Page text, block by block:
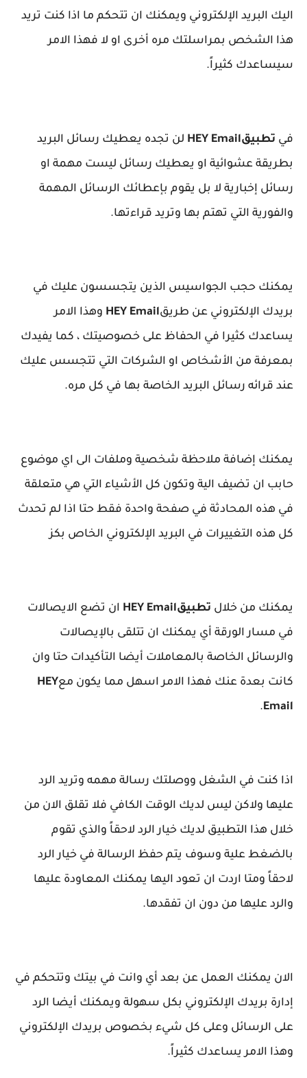
اليك البريد الإلكتروني ويمكنك ان تتحكم ما اذا كنت تريد
هذا الشخص بمراسلتك مره أخرى او لا فهذا الامر
سيساعدك كثيراً.
في تطبيقHEY Email لن تجده يعطيك رسائل البريد
بطريقة عشوائية او يعطيك رسائل ليست مهمة او
رسائل إخبارية لا بل يقوم بإعطائك الرسائل المهمة
والفورية التي تهتم بها وتريد قراءتها.
يمكنك حجب الجواسيس الذين يتجسسون عليك في
بريدك الإلكتروني عن طريقHEY Email وهذا الامر
يساعدك كثيرا في الحفاظ على خصوصيتك ، كما يفيدك
بمعرفة من الأشخاص او الشركات التي تتجسس عليك
عند قرائه رسائل البريد الخاصة بها في كل مره.
يمكنك إضافة ملاحظة شخصية وملفات الى اي موضوع
حابب ان تضيف الية وتكون كل الأشياء التي هي متعلقة
في هذه المحادثة في صفحة واحدة فقط حتا اذا لم تحدث
كل هذه التغييرات في البريد الإلكتروني الخاص بكز
يمكنك من خلال تطبيقHEY Email ان تضع الايصالات
في مسار الورقة أي يمكنك ان تتلقى بالإيصالات
والرسائل الخاصة بالمعاملات أيضا التأكيدات حتا وان
كانت بعدة عنك فهذا الامر اسهل مما يكون معHEY
Email
.
اذا كنت في الشغل ووصلتك رسالة مهمه وتريد الرد
عليها ولاكن ليس لديك الوقت الكافي فلا تقلق الان من
خلال هذا التطبيق لديك خيار الرد لاحقاً والذي تقوم
بالضغط علية وسوف يتم حفظ الرسالة في خيار الرد
لاحقاً ومتا اردت ان تعود اليها يمكنك المعاودة عليها
والرد عليها من دون ان تفقدها.
الان يمكنك العمل عن بعد أي وانت في بيتك وتتحكم في
إدارة بريدك الإلكتروني بكل سهولة ويمكنك أيضا الرد
على الرسائل وعلى كل شيء بخصوص بريدك الإلكتروني
وهذا الامر يساعدك كثيراً.